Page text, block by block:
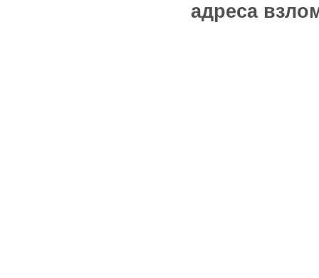
адреса